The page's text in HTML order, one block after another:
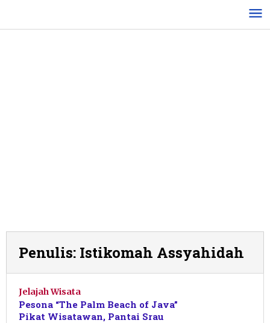
konten
Penulis: Istikomah Assyahidah
Jelajah Wisata
Pesona “The Palm Beach of Java”
Pikat Wisatawan, Pantai Srau